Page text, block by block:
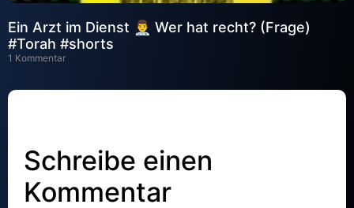
Ein Arzt im Dienst 👨‍⚕️ Wer hat recht? (Frage)
#Torah #shorts
1 Kommentar
Schreibe einen
Kommentar